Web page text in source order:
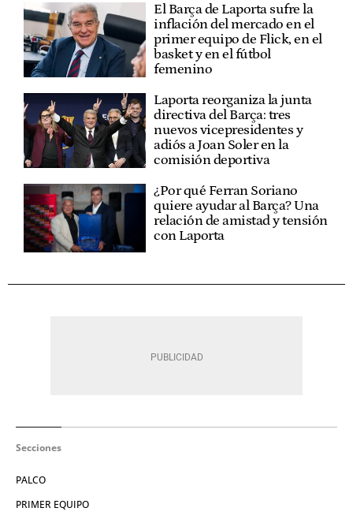
El Barça de Laporta sufre la
inflación del mercado en el
primer equipo de Flick, en el
basket y en el fútbol
femenino
Laporta reorganiza la junta
directiva del Barça: tres
nuevos vicepresidentes y
adiós a Joan Soler en la
comisión deportiva
¿Por qué Ferran Soriano
quiere ayudar al Barça? Una
relación de amistad y tensión
con Laporta
Secciones
PALCO
PRIMER EQUIPO